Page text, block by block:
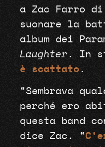
a Zac Farro
suonare la
album dei
Laughter. In
è scattato.
“Sembrava
perché ero
questa band
dice Zac. “